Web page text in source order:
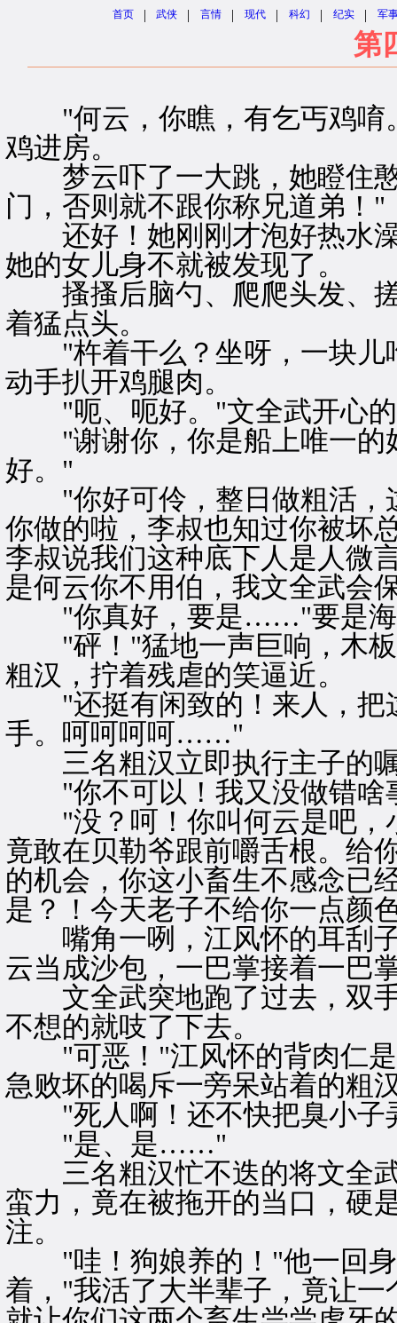
首页 | 武侠 | 言情 | 现代 | 科幻 | 纪实 | 军
第
"何云，你瞧，有乞丐鸡唷
鸡进房。
梦云吓了一大跳，她瞪住憨
门，否则就不跟你称兄道弟！"
还好！她刚刚才泡好热水澡
她的女儿身不就被发现了。
搔搔后脑勺、爬爬头发、搓
着猛点头。
"杵着干么？坐呀，一块儿
动手扒开鸡腿肉。
"呃、呃好。"文全武开心的
"谢谢你，你是船上唯一的
好。"
"你好可伶，整日做粗活，
你做的啦，李叔也知过你被坏
李叔说我们这种底下人是人微
是何云你不用伯，我文全武会
"你真好，要是……"要是海
"砰！"猛地一声巨响，木板
粗汉，拧着残虐的笑逼近。
"还挺有闲致的！来人，把
手。呵呵呵呵……"
三名粗汉立即执行主子的嘱
"你不可以！我又没做错啥
"没？呵！你叫何云是吧，
竟敢在贝勒爷跟前嚼舌根。给
的机会，你这小畜生不感念已
是？！今天老子不给你一点颜
嘴角一咧，江风怀的耳刮子
云当成沙包，一巴掌接着一巴
文全武突地跑了过去，双手
不想的就吱了下去。
"可恶！"江风怀的背肉仁是
急败坏的喝斥一旁呆站着的粗
"死人啊！还不快把臭小子
"是、是……"
三名粗汉忙不迭的将文全武
蛮力，竟在被拖开的当口，硬
注。
"哇！狗娘养的！"他一回身
着，"我活了大半辈子，竟让